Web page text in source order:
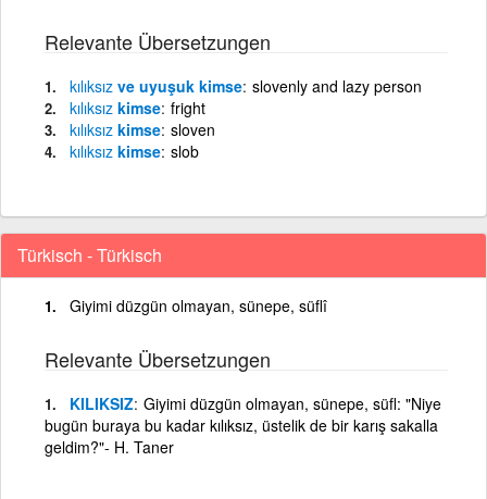
Relevante Übersetzungen
kılıksız ve uyuşuk kimse slovenly and lazy person
kılıksız kimse fright
kılıksız kimse sloven
kılıksız kimse slob
Türkisch - Türkisch
Giyimi düzgün olmayan, sünepe, süflî
Relevante Übersetzungen
KILIKSIZ Giyimi düzgün olmayan, sünepe, süfl: "Niye
bugün buraya bu kadar kılıksız, üstelik de bir karış sakalla
geldim?"- H. Taner